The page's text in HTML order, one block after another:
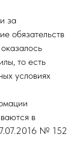
за
обязательств
то есть
условиях
в
№ 152